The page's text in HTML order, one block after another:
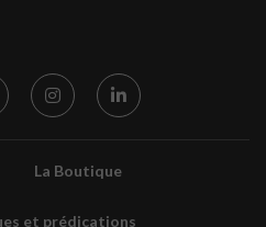
La Boutique
et prédications